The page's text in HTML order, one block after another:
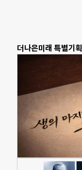
더나은미래 특별기획